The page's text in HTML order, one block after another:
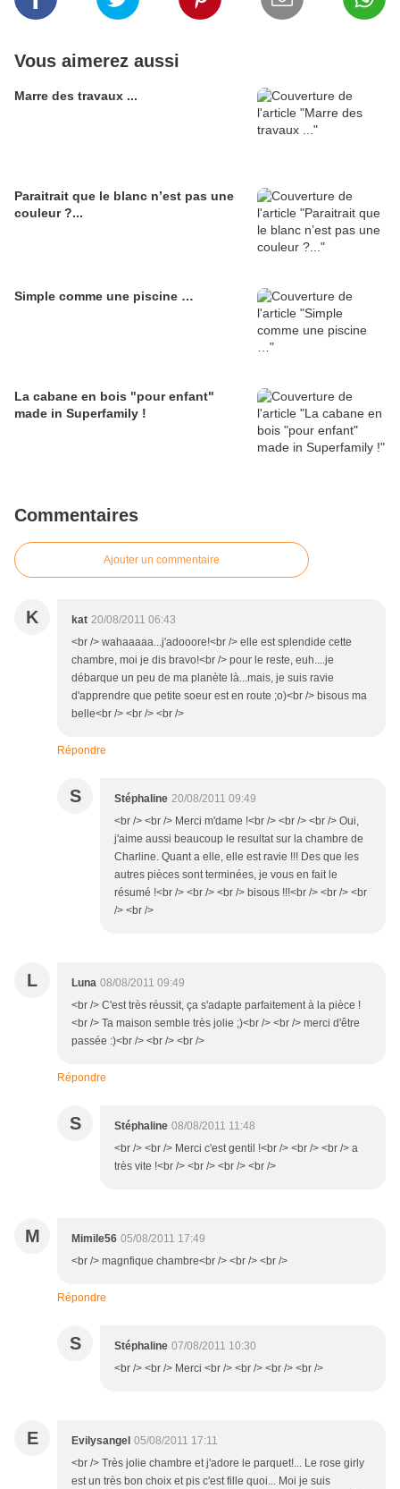
Vous aimerez aussi
Marre des travaux ...
Paraitrait que le blanc n’est pas une
couleur ?...
Simple comme une piscine …
La cabane en bois "pour enfant"
made in Superfamily !
Commentaires
Ajouter un commentaire
K kat 20/08/2011 06:43
<br /> wahaaaaa...j'adooore!<br /> elle est splendide cette
chambre, moi je dis bravo!<br /> pour le reste, euh....je
débarque un peu de ma planète là...mais, je suis ravie
d'apprendre que petite soeur est en route ;o)<br /> bisous ma
belle<br /> <br /> <br />
Répondre
S Stéphaline 20/08/2011 09:49
<br /> <br /> Merci m'dame !<br /> <br /> <br /> Oui,
j'aime aussi beaucoup le resultat sur la chambre de
Charline. Quant a elle, elle est ravie !!! Des que les
autres pièces sont terminées, je vous en fait le
résumé !<br /> <br /> <br /> bisous !!!<br /> <br /> <br
/> <br />
L Luna 08/08/2011 09:49
<br /> C'est très réussit, ça s'adapte parfaitement à la pièce !
<br /> Ta maison semble très jolie ;)<br /> <br /> merci d'être
passée :)<br /> <br /> <br />
Répondre
S Stéphaline 08/08/2011 11:48
<br /> <br /> Merci c'est gentil !<br /> <br /> <br /> a
très vite !<br /> <br /> <br /> <br />
M Mimile56 05/08/2011 17:49
<br /> magnfique chambre<br /> <br /> <br />
Répondre
S Stéphaline 07/08/2011 10:30
<br /> <br /> Merci <br /> <br /> <br /> <br />
E Evilysangel 05/08/2011 17:11
<br /> Très jolie chambre et j'adore le parquet!... Le rose girly
est un très bon choix et pis c'est fille quoi... Moi je suis